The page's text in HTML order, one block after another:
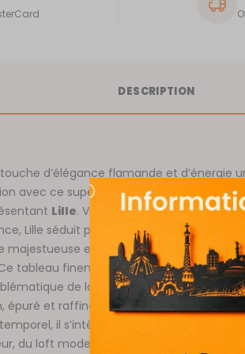
DESCRIPTION
d’élégance flamande et d’énergie
avec ce superbe tableau mural en
Lille. Ville d’art et d’histoire,
Lille séduit par son architecture
majestueuse et son ambiance
tableau finement découpé rend
de la ville dans un design
épuré et raffiné. Léger, facile à accrocher et
il s’intègre parfaitement dans tous
du loft moderne au cocon plus